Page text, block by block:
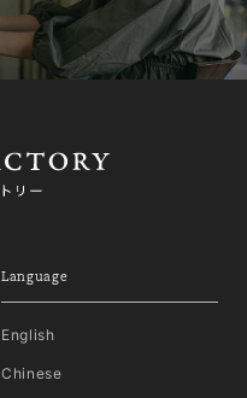
Language
English
Chinese